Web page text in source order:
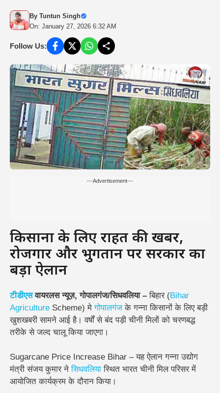
By Tuntun Singh
On: January 27, 2026 6:32 AM
Follow Us:
---Advertisement---
किसानों के लिए राहत की खबर,
रोजगार और भुगतान पर सरकार का
बड़ा ऐलान
टीडीएसवायरलस न्यूज़, गोपालगंज/सिधवलिया –बिहार (Bihar
Agriculture Scheme) मेगोपालगंजके गन्ना किसानों के लिए बड़ी
खुशखबरी सामने आई है। वर्षों से बंद पड़ी चीनी मिलों को चरणबद्ध
तरीके से जल्द चालू किया जाएगा।
Sugarcane Price Increase Bihar – यह ऐलान गन्ना उद्योग
मंत्री संजय कुमार नेसिधवलिया स्थित भारत चीनी मिल परिसर में
आयोजित कार्यक्रम के दौरान किया।